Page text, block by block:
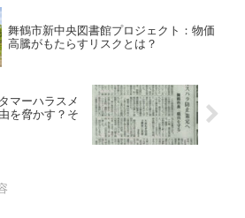
舞鶴市新中央図書館プロジェクト：物価
高騰がもたらすリスクとは？
マーハラスメ
を脅かす？そ